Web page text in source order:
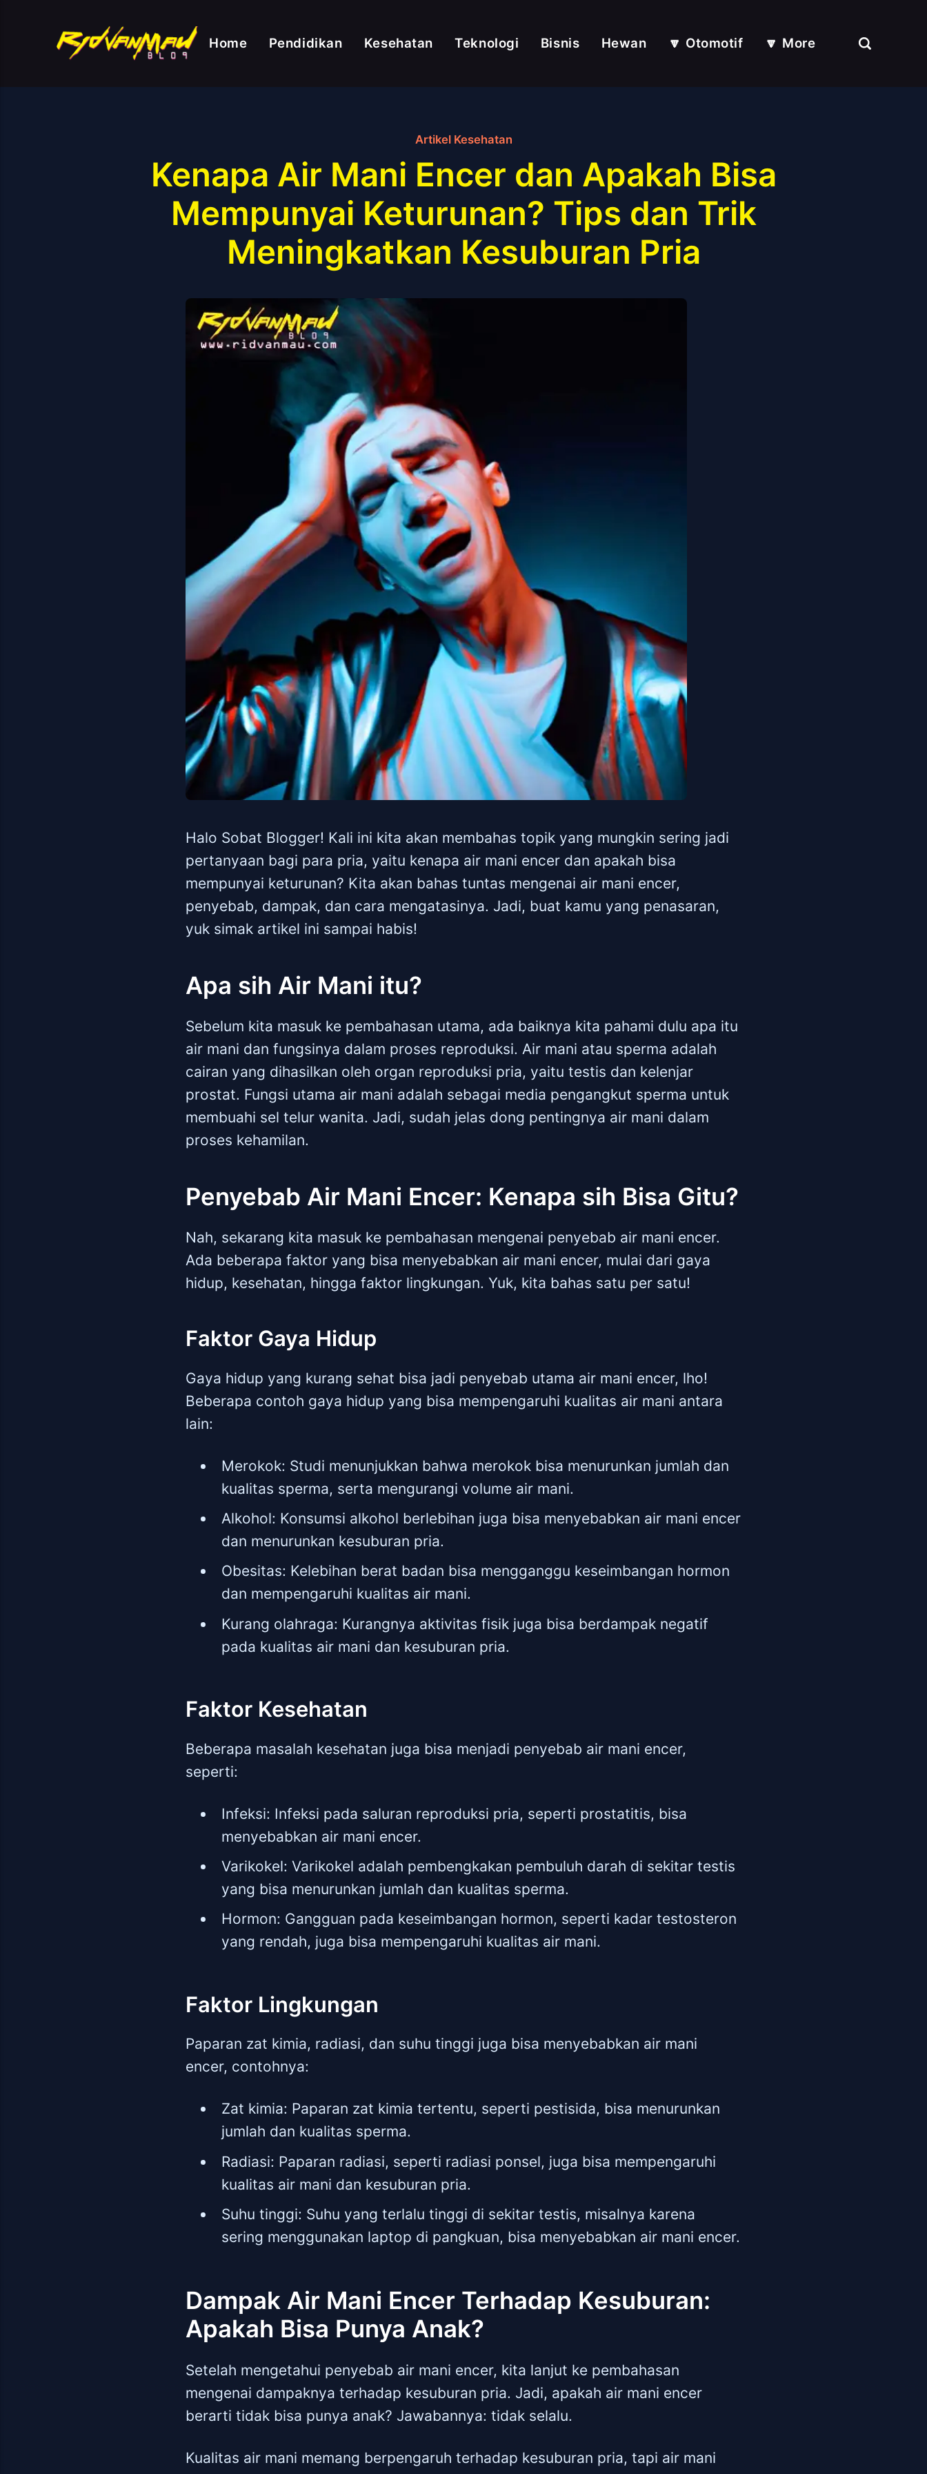
Home Pendidikan Kesehatan Teknologi Bisnis Hewan 🔽 Otomotif 🔽 More
Artikel Kesehatan
Kenapa Air Mani Encer dan Apakah Bisa
Mempunyai Keturunan? Tips dan Trik
Meningkatkan Kesuburan Pria
Halo Sobat Blogger! Kali ini kita akan membahas topik yang mungkin sering jadi
pertanyaan bagi para pria, yaitu kenapa air mani encer dan apakah bisa
mempunyai keturunan? Kita akan bahas tuntas mengenai air mani encer,
penyebab, dampak, dan cara mengatasinya. Jadi, buat kamu yang penasaran,
yuk simak artikel ini sampai habis!
Apa sih Air Mani itu?
Sebelum kita masuk ke pembahasan utama, ada baiknya kita pahami dulu apa itu
air mani dan fungsinya dalam proses reproduksi. Air mani atau sperma adalah
cairan yang dihasilkan oleh organ reproduksi pria, yaitu testis dan kelenjar
prostat. Fungsi utama air mani adalah sebagai media pengangkut sperma untuk
membuahi sel telur wanita. Jadi, sudah jelas dong pentingnya air mani dalam
proses kehamilan.
Penyebab Air Mani Encer: Kenapa sih Bisa Gitu?
Nah, sekarang kita masuk ke pembahasan mengenai penyebab air mani encer.
Ada beberapa faktor yang bisa menyebabkan air mani encer, mulai dari gaya
hidup, kesehatan, hingga faktor lingkungan. Yuk, kita bahas satu per satu!
Faktor Gaya Hidup
Gaya hidup yang kurang sehat bisa jadi penyebab utama air mani encer, lho!
Beberapa contoh gaya hidup yang bisa mempengaruhi kualitas air mani antara
lain:
Merokok: Studi menunjukkan bahwa merokok bisa menurunkan jumlah dan
kualitas sperma, serta mengurangi volume air mani.
Alkohol: Konsumsi alkohol berlebihan juga bisa menyebabkan air mani encer
dan menurunkan kesuburan pria.
Obesitas: Kelebihan berat badan bisa mengganggu keseimbangan hormon
dan mempengaruhi kualitas air mani.
Kurang olahraga: Kurangnya aktivitas fisik juga bisa berdampak negatif
pada kualitas air mani dan kesuburan pria.
Faktor Kesehatan
Beberapa masalah kesehatan juga bisa menjadi penyebab air mani encer,
seperti:
Infeksi: Infeksi pada saluran reproduksi pria, seperti prostatitis, bisa
menyebabkan air mani encer.
Varikokel: Varikokel adalah pembengkakan pembuluh darah di sekitar testis
yang bisa menurunkan jumlah dan kualitas sperma.
Hormon: Gangguan pada keseimbangan hormon, seperti kadar testosteron
yang rendah, juga bisa mempengaruhi kualitas air mani.
Faktor Lingkungan
Paparan zat kimia, radiasi, dan suhu tinggi juga bisa menyebabkan air mani
encer, contohnya:
Zat kimia: Paparan zat kimia tertentu, seperti pestisida, bisa menurunkan
jumlah dan kualitas sperma.
Radiasi: Paparan radiasi, seperti radiasi ponsel, juga bisa mempengaruhi
kualitas air mani dan kesuburan pria.
Suhu tinggi: Suhu yang terlalu tinggi di sekitar testis, misalnya karena
sering menggunakan laptop di pangkuan, bisa menyebabkan air mani encer.
Dampak Air Mani Encer Terhadap Kesuburan:
Apakah Bisa Punya Anak?
Setelah mengetahui penyebab air mani encer, kita lanjut ke pembahasan
mengenai dampaknya terhadap kesuburan pria. Jadi, apakah air mani encer
berarti tidak bisa punya anak? Jawabannya: tidak selalu.
Kualitas air mani memang berpengaruh terhadap kesuburan pria, tapi air mani